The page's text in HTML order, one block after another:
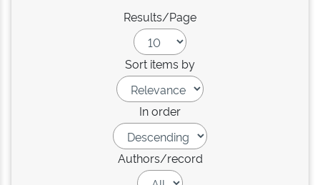
Results/Page
Sort items by
In order
Authors/record